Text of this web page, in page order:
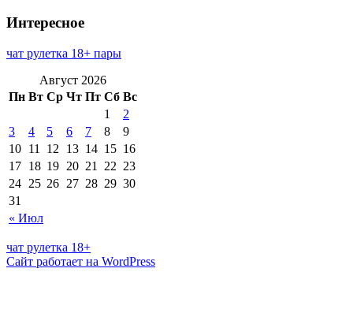
Интересное
чат рулетка 18+ пары
Август 2026
Пн Вт Ср Чт Пт Сб Вс
« Июл
1
2
3
4 5 6 7 8
9
10 11 12 13 14 15 16
17 18 19 20 21 22 23
24 25 26 27 28 29 30
31
чат рулетка 18+
Сайт работает на WordPress